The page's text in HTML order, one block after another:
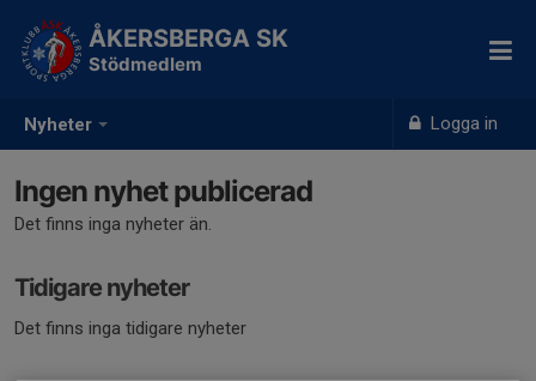
Nyheter Logga in
ÅKERSBERGA SK
Stödmedlem
Ingen nyhet publicerad
Det finns inga nyheter än.
Tidigare nyheter
Det finns inga tidigare nyheter